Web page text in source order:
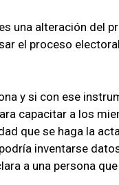
una alteración del
el proceso
y si con ese
capacitar a los
que se haga la
inventarse
a una persona